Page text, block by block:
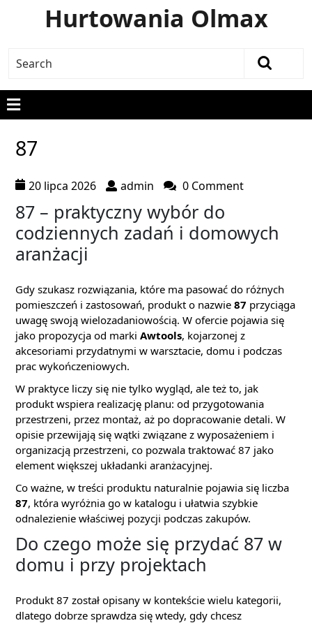
Hurtowania Olmax
87
20 lipca 2026 admin 0 Comment
87 – praktyczny wybór do
codziennych zadań i domowych
aranżacji
Gdy szukasz rozwiązania, które ma pasować do różnych
pomieszczeń i zastosowań, produkt o nazwie 87 przyciąga
uwagę swoją wielozadaniowością. W ofercie pojawia się
jako propozycja od marki Awtools, kojarzonej z
akcesoriami przydatnymi w warsztacie, domu i podczas
prac wykończeniowych.
W praktyce liczy się nie tylko wygląd, ale też to, jak
produkt wspiera realizację planu: od przygotowania
przestrzeni, przez montaż, aż po dopracowanie detali. W
opisie przewijają się wątki związane z wyposażeniem i
organizacją przestrzeni, co pozwala traktować 87 jako
element większej układanki aranżacyjnej.
Co ważne, w treści produktu naturalnie pojawia się liczba
87, która wyróżnia go w katalogu i ułatwia szybkie
odnalezienie właściwej pozycji podczas zakupów.
Do czego może się przydać 87 w
domu i przy projektach
Produkt 87 został opisany w kontekście wielu kategorii,
dlatego dobrze sprawdza się wtedy, gdy chcesz